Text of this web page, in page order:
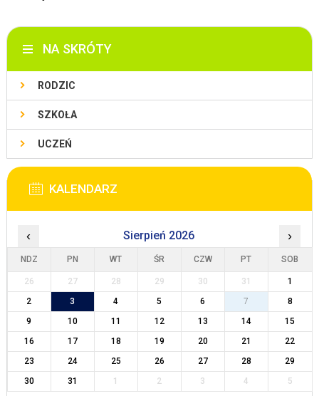
NA SKRÓTY
RODZIC
SZKOŁA
UCZEŃ
KALENDARZ
‹ Sierpień 2026 ›
NDZ PN WT ŚR CZW PT SOB
26 27 28 29 30 31
1
2
3 4 5 6 7
8
9
10 11 12 13 14
15
16
17 18 19 20 21
22
23
24 25 26 27 28
29
30
31 1 2 3 4 5